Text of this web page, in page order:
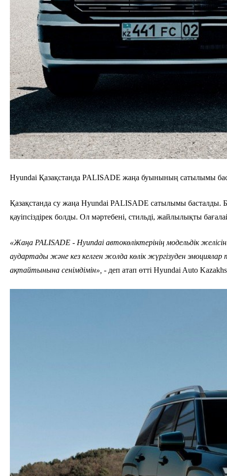
Hyundai Қазақстанда PALISADE жаңа буынының сатылымы
Қазақстанда су жаңа Hyundai PALISADE сатылымы басталды.
қауіпсіздірек болды. Ол мәртебені, стильді, жайлылықты
«Жаңа PALISADE - Hyundai автокөліктерінің модельдік
аудартады және кез келген жолда көлік жүргізуден
ақтайтынына сенімдімін», - деп атап өтті Hyundai Auto